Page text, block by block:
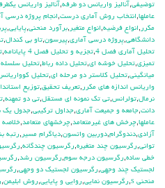
توضيفي,آناليز واريانس دو طرفه,آناليز واريانس
عاملها,انتخاب روش آماري درست,انجام پروژه درسي
مكرر ,انواع فرضيه,انواع متغير ,برآورد منحني,پايايي,
دانشگاهي,پروژه درسي آماري,پيرسون,تاو بي کندال,
تحليل آماري فصل 4
,تجزيه و تحليل فصل 4 پايانامه ,
تميزي,تحليل خوشه اي,تحليل داده رباط,تحليل سلسله
ميانگيني,تحليل كلاستر دو مرحله اي,تحليل
واريانس اندازه هاي مكرر ,تعريف تحقيق,توزيع
نرمال,تولرانس,تي تک نمونه اي مستقل,تي دو تمهنه,
دانت,جامعه و جميعت آماري,جداول تركيبي,جدول يك
عاملها,چرخش هاي غيرمتعامد,چرخشهاي متعامد,خلاصه
آزادي,دندوگرام,دوربين واتسون,دياگرام مسير ,رتبه
تواني,رگرسيون چند متغيره,رگرسيون چندگانه,
خطي ساده,رگرسيون درجه سوم,رگرسيون رشد,
لجستيك چند وجهي,رگرسيون لجستيك دو وجهي,
منحني s
,رگرسيون نمايي,روايي و پايايي,روش ابليمن,